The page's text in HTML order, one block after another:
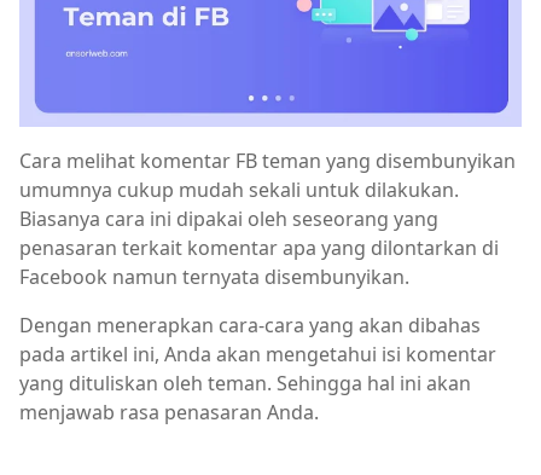
Cara melihat komentar FB teman yang disembunyikan
umumnya cukup mudah sekali untuk dilakukan.
Biasanya cara ini dipakai oleh seseorang yang
penasaran terkait komentar apa yang dilontarkan di
Facebook namun ternyata disembunyikan.
Dengan menerapkan cara-cara yang akan dibahas
pada artikel ini, Anda akan mengetahui isi komentar
yang dituliskan oleh teman. Sehingga hal ini akan
menjawab rasa penasaran Anda.